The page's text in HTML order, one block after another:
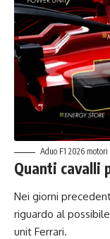
Aduo F1 2026
Quanti cavalli
Nei giorni
riguardo al
unit Ferrari.